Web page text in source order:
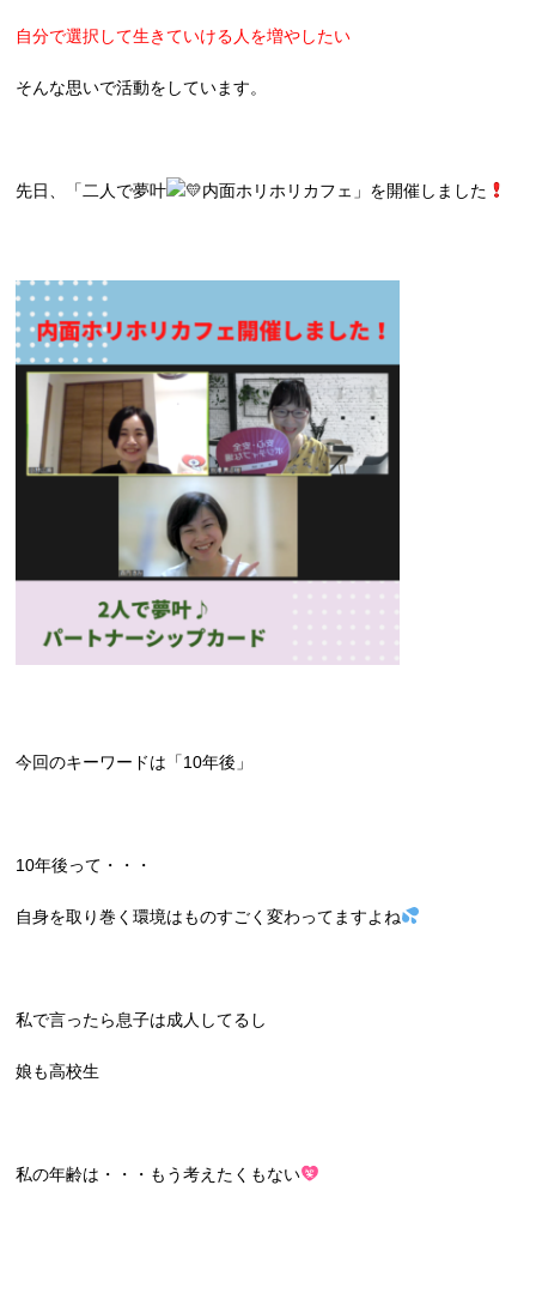
自分で選択して生きていける人を増やしたい
そんな思いで活動をしています。
先日、「二人で夢叶 内面ホリホリカフェ」を開催しました
今回のキーワードは「10年後」
10年後って・・・
自身を取り巻く環境はものすごく変わってますよね
私で言ったら息子は成人してるし
娘も高校生
私の年齢は・・・もう考えたくもない